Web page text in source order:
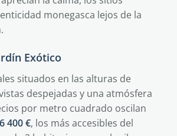
monegasca lejos de la
Exótico
situados en las alturas de
despejadas y una atmósfera
por metro cuadrado oscilan
400 €, los más accesibles del